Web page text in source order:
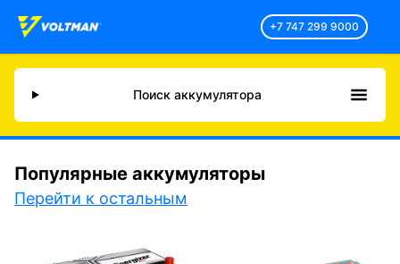
+7 747 299 9000
Поиск аккумулятора
Популярные аккумуляторы
Перейти к остальным